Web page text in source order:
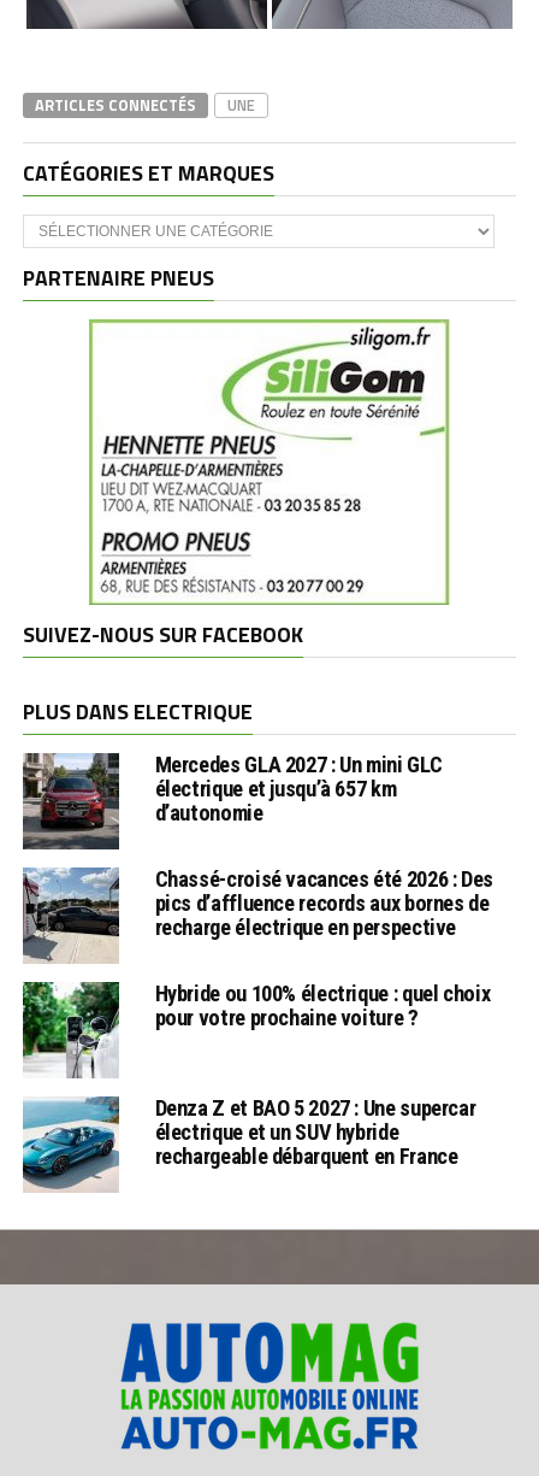
ARTICLES CONNECTÉS UNE
CATÉGORIES ET MARQUES
Catégories
et
PARTENAIRE PNEUS
SUIVEZ-NOUS SUR FACEBOOK
PLUS DANS ELECTRIQUE
Mercedes GLA 2027 : Un mini GLC
électrique et jusqu’à 657 km
d’autonomie
Chassé-croisé vacances été 2026 : Des
pics d’affluence records aux bornes de
recharge électrique en perspective
Hybride ou 100% électrique : quel choix
pour votre prochaine voiture ?
Denza Z et BAO 5 2027 : Une supercar
électrique et un SUV hybride
rechargeable débarquent en France